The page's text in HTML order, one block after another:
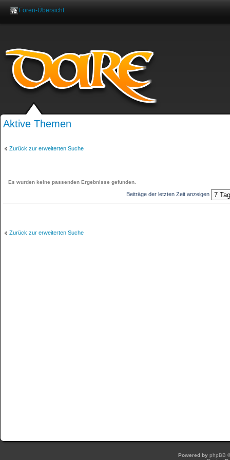
Foren-Übersicht
Aktive Themen
Zurück zur erweiterten Suche
Es wurden keine passenden Ergebnisse gefunden.
Beiträge der letzten Zeit anzeigen
Zurück zur erweiterten Suche
Powered by phpBB